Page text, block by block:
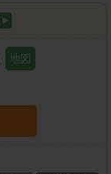
地図